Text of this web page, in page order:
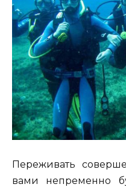
Переживать
вами непременно